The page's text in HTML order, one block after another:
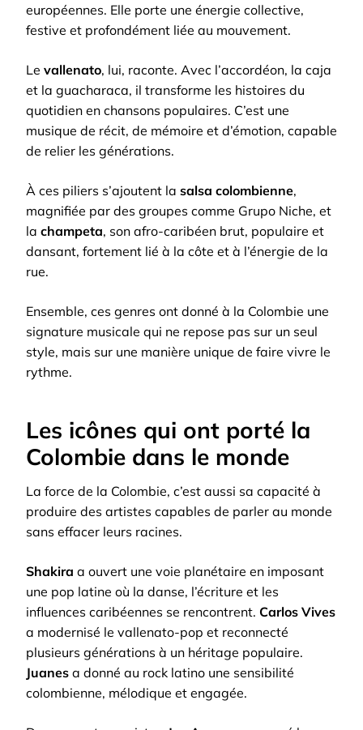
européennes. Elle porte une énergie collective,
festive et profondément liée au mouvement.
Le vallenato, lui, raconte. Avec l’accordéon, la caja
et la guacharaca, il transforme les histoires du
quotidien en chansons populaires. C’est une
musique de récit, de mémoire et d’émotion, capable
de relier les générations.
À ces piliers s’ajoutent la salsa colombienne,
magnifiée par des groupes comme Grupo Niche, et
la champeta, son afro-caribéen brut, populaire et
dansant, fortement lié à la côte et à l’énergie de la
rue.
Ensemble, ces genres ont donné à la Colombie une
signature musicale qui ne repose pas sur un seul
style, mais sur une manière unique de faire vivre le
rythme.
Les icônes qui ont porté la
Colombie dans le monde
La force de la Colombie, c’est aussi sa capacité à
produire des artistes capables de parler au monde
sans effacer leurs racines.
Shakira a ouvert une voie planétaire en imposant
une pop latine où la danse, l’écriture et les
influences caribéennes se rencontrent. Carlos Vives
a modernisé le vallenato-pop et reconnecté
plusieurs générations à un héritage populaire.
Juanes a donné au rock latino une sensibilité
colombienne, mélodique et engagée.